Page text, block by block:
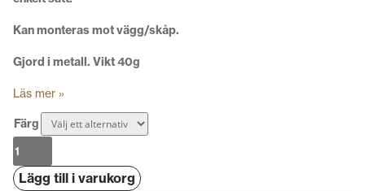
Kan monteras mot vägg/skåp.
Gjord i metall. Vikt 40g
Läs mer »
Färg
Nunki
Headphone
Hanger
Lägg till i varukorg